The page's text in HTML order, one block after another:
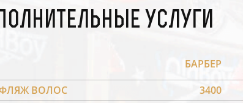
услуги
БАРБЕР
ВОЛОС
3400